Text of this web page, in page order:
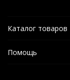
Каталог товаров
Помощь